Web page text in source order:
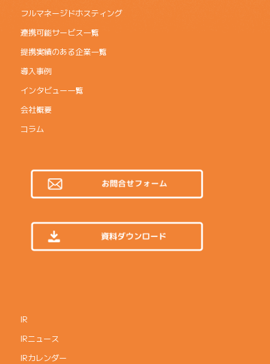
フルマネージドホスティング
連携可能サービス一覧
提携実績のある企業一覧
導入事例
インタビュー一覧
会社概要
コラム
IR
IRニュース
IRカレンダー